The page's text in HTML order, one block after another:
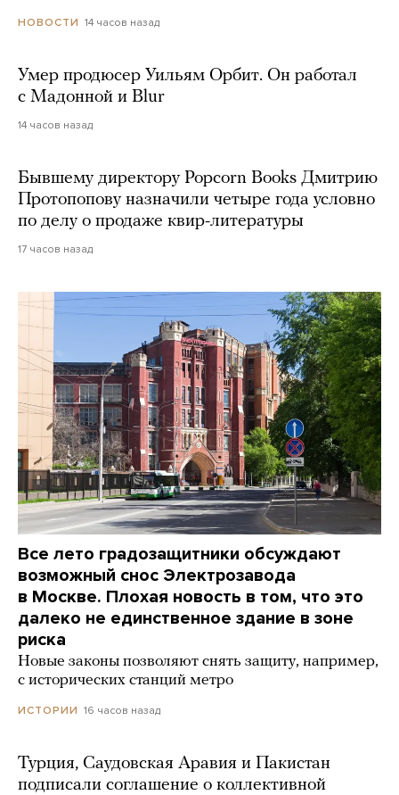
НОВОСТИ 14 часов назад
Умер продюсер Уильям Орбит. Он работал
с Мадонной и Blur
14 часов назад
Бывшему директору Popcorn Books Дмитрию
Протопопову назначили четыре года условно
по делу о продаже квир-литературы
17 часов назад
Все лето градозащитники обсуждают
возможный снос Электрозавода
в Москве. Плохая новость в том, что это
далеко не единственное здание в зоне
риска
Новые законы позволяют снять защиту, например,
с исторических станций метро
ИСТОРИИ 16 часов назад
Турция, Саудовская Аравия и Пакистан
подписали соглашение о коллективной